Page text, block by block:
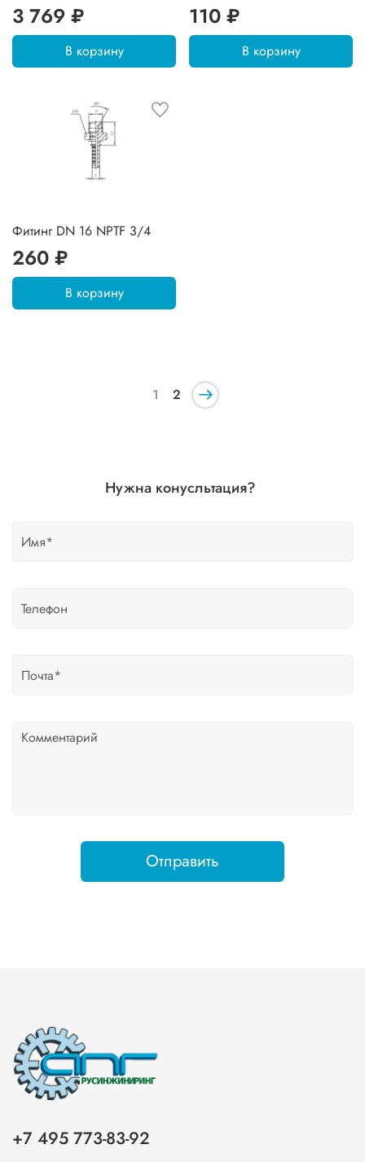
3 769 ₽
В корзину
110 ₽
В корзину
Фитинг DN 16 NPTF 3/4
260 ₽
В корзину
1 2
Нужна конусльтация?
Отправить
+7 495 773-83-92